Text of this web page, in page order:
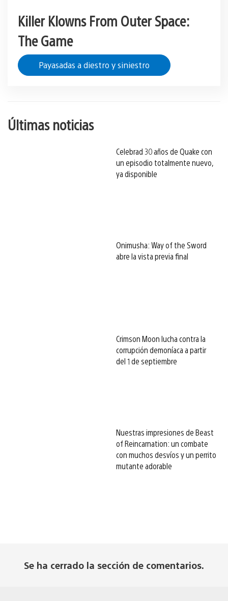
Killer Klowns From Outer Space:
The Game
Payasadas a diestro y siniestro
Últimas noticias
Celebrad 30 años de Quake con
un episodio totalmente nuevo,
ya disponible
Onimusha: Way of the Sword
abre la vista previa final
Crimson Moon lucha contra la
corrupción demoníaca a partir
del 1 de septiembre
Nuestras impresiones de Beast
of Reincarnation: un combate
con muchos desvíos y un perrito
mutante adorable
Se ha cerrado la sección de comentarios.